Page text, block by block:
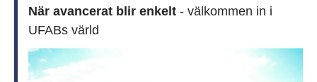
När avancerat blir enkelt - välkommen in i
UFABs värld